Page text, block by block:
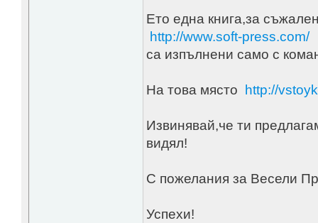
Ето една книга,за
http://www.soft-press.com/-
са изпълнени само с
На това място http://
Извинявай,че ти
видял!
С пожелания за Весели
Успехи!